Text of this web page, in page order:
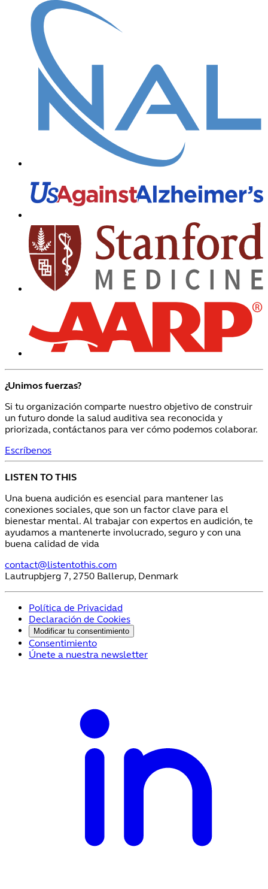
¿Unimos fuerzas?
Si tu organización comparte nuestro objetivo de construir
un futuro donde la salud auditiva sea reconocida y
priorizada, contáctanos para ver cómo podemos colaborar.
Escríbenos
LISTEN TO THIS
Una buena audición es esencial para mantener las
conexiones sociales, que son un factor clave para el
bienestar mental. Al trabajar con expertos en audición, te
ayudamos a mantenerte involucrado, seguro y con una
buena calidad de vida
contact@listentothis.com
Lautrupbjerg 7, 2750 Ballerup, Denmark
Política de Privacidad
Declaración de Cookies
Modificar tu consentimiento
Consentimiento
Únete a nuestra newsletter